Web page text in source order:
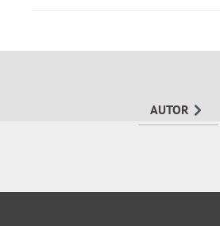
Baustellenverordnung)
AUTOR